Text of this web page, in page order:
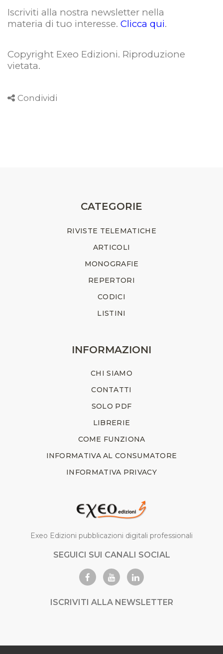
Iscriviti alla nostra newsletter nella
materia di tuo interesse. Clicca qui.
Copyright Exeo Edizioni. Riproduzione
vietata.
Condividi
CATEGORIE
RIVISTE TELEMATICHE
ARTICOLI
MONOGRAFIE
REPERTORI
CODICI
LISTINI
INFORMAZIONI
CHI SIAMO
CONTATTI
SOLO PDF
LIBRERIE
COME FUNZIONA
INFORMATIVA AL CONSUMATORE
INFORMATIVA PRIVACY
Exeo Edizioni pubblicazioni digitali professionali
SEGUICI SUI CANALI SOCIAL
ISCRIVITI ALLA NEWSLETTER